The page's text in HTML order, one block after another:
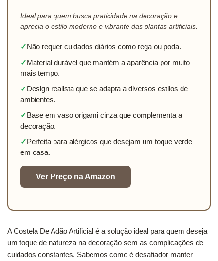
Ideal para quem busca praticidade na decoração e
aprecia o estilo moderno e vibrante das plantas artificiais.
✓Não requer cuidados diários como rega ou poda.
✓Material durável que mantém a aparência por muito
mais tempo.
✓Design realista que se adapta a diversos estilos de
ambientes.
✓Base em vaso origami cinza que complementa a
decoração.
✓Perfeita para alérgicos que desejam um toque verde
em casa.
Ver Preço na Amazon
A Costela De Adão Artificial é a solução ideal para quem deseja
um toque de natureza na decoração sem as complicações de
cuidados constantes. Sabemos como é desafiador manter